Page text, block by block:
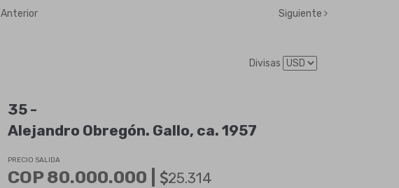
Anterior Siguiente
Divisas
35 -
Alejandro Obregón. Gallo, ca. 1957
PRECIO SALIDA
COP 80.000.000 | 25.314